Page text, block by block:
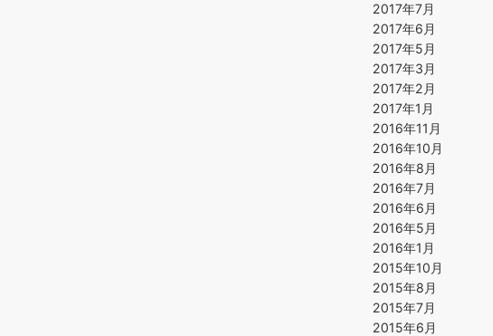
2017年7月
2017年6月
2017年5月
2017年3月
2017年2月
2017年1月
2016年11月
2016年10月
2016年8月
2016年7月
2016年6月
2016年5月
2016年1月
2015年10月
2015年8月
2015年7月
2015年6月